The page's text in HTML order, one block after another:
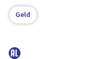
Geld